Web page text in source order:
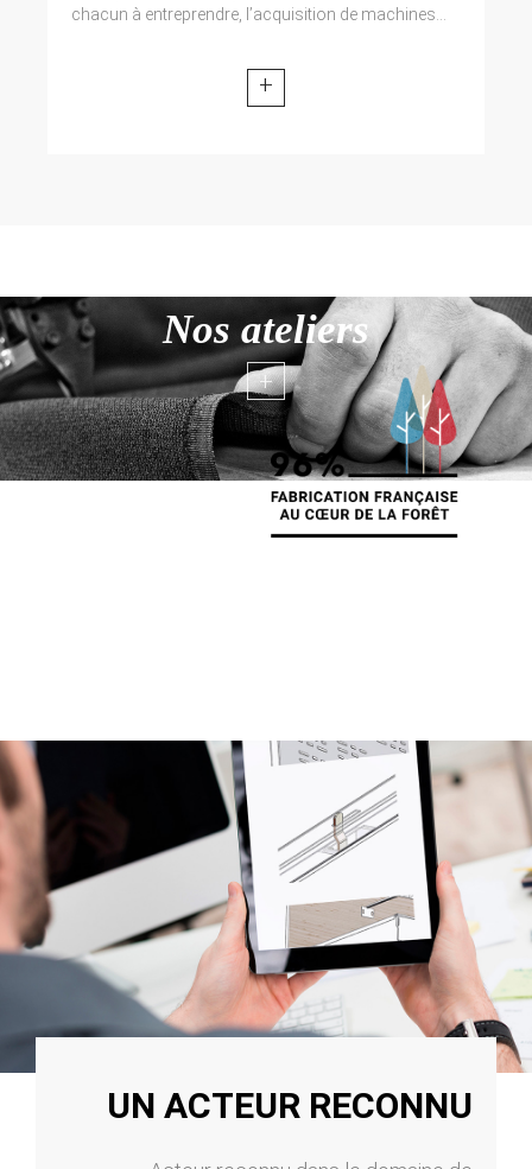
chacun à entreprendre, l’acquisition de machines...
+
Nos ateliers
+
UN ACTEUR RECONNU